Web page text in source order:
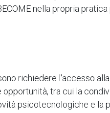
nella propria pratica
richiedere l'accesso alla
tra cui la
psicotecnologiche e la